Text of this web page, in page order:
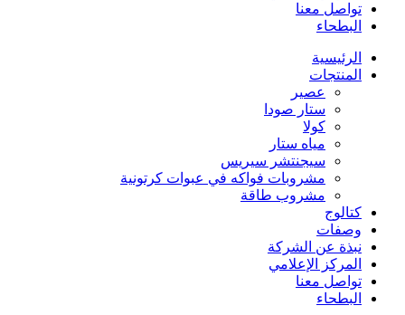
تواصل معنا
البطحاء
الرئيسية
المنتجات
عصير
ستار صودا
كولا
مياه ستار
سيجنتشر سيريس
مشروبات فواكه في عبوات كرتونية
مشروب طاقة
كتالوج
وصفات
نبذة عن الشركة
المركز الإعلامي
تواصل معنا
البطحاء